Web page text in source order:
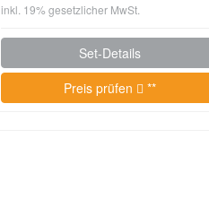
inkl. 19% gesetzlicher MwSt.
Set-Details
Preis prüfen
**